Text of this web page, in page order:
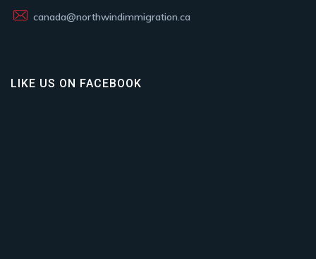
canada@northwindimmigration.ca
LIKE US ON FACEBOOK